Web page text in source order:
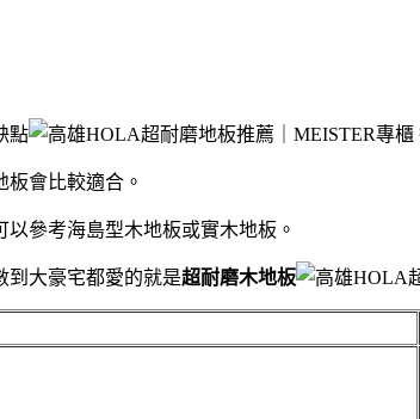
點
會比較適合。
參考海島型木地板或實木地板。
到大豪宅都愛的就是超耐磨木地板